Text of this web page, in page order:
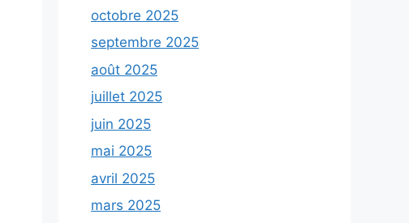
octobre 2025
septembre 2025
août 2025
juillet 2025
juin 2025
mai 2025
avril 2025
mars 2025